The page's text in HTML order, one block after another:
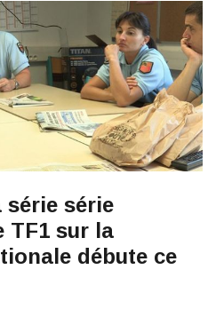
série série
TF1 sur la
débute ce